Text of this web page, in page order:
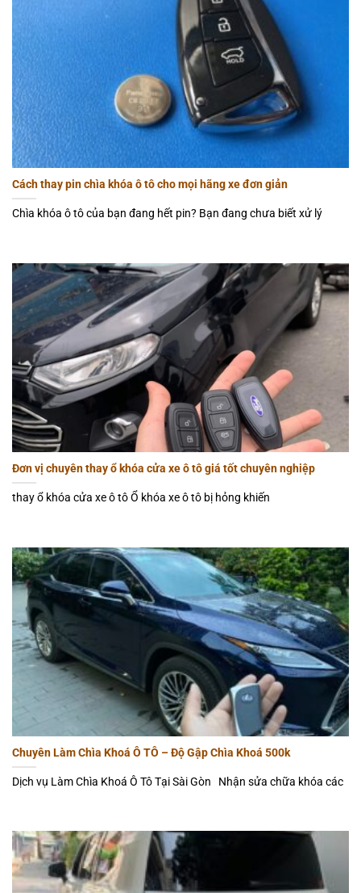
Cách thay pin chìa khóa ô tô cho mọi hãng xe đơn giản
Chìa khóa ô tô của bạn đang hết pin? Bạn đang chưa biết xử lý
Đơn vị chuyên thay ổ khóa cửa xe ô tô giá tốt chuyên nghiệp
thay ổ khóa cửa xe ô tô Ổ khóa xe ô tô bị hỏng khiến
Chuyên Làm Chìa Khoá Ô TÔ – Độ Gập Chìa Khoá 500k
Dịch vụ Làm Chìa Khoá Ô Tô Tại Sài Gòn Nhận sửa chữa khóa các